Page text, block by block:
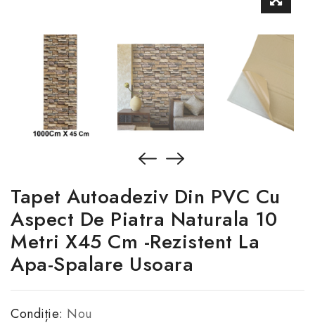
Tapet Autoadeziv Din PVC Cu
Aspect De Piatra Naturala 10
Metri X45 Cm -Rezistent La
Apa-Spalare Usoara
Condiție: Nou